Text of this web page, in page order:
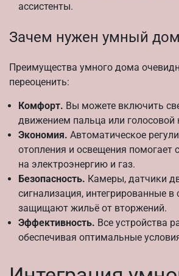
ассистенты.
Зачем нужен умный
Преимущества умного дома
переоценить:
Комфорт. Вы можете включить
движением пальца или голосовой
Экономия. Автоматическое
отопления и освещения помогает
на электроэнергию и газ.
Безопасность. Камеры, датчики
сигнализация, интегрированные в
защищают жильё от вторжений.
Эффективность. Все устройства
обеспечивая оптимальные